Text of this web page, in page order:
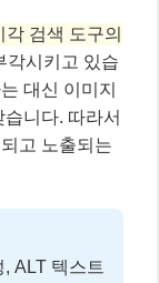
검색 도구의
각시키고 있습
대신 이미지
니다. 따라서
고 노출되는
ALT 텍스트